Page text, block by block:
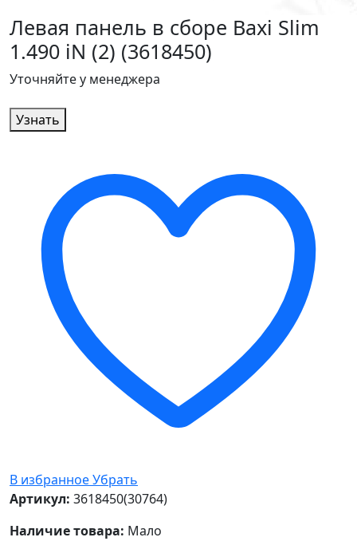
Левая панель в сборе Baxi Slim
1.490 iN (2) (3618450)
Уточняйте у менеджера
Узнать
В избранноеУбрать
Артикул: 3618450(30764)
Наличие товара: Мало